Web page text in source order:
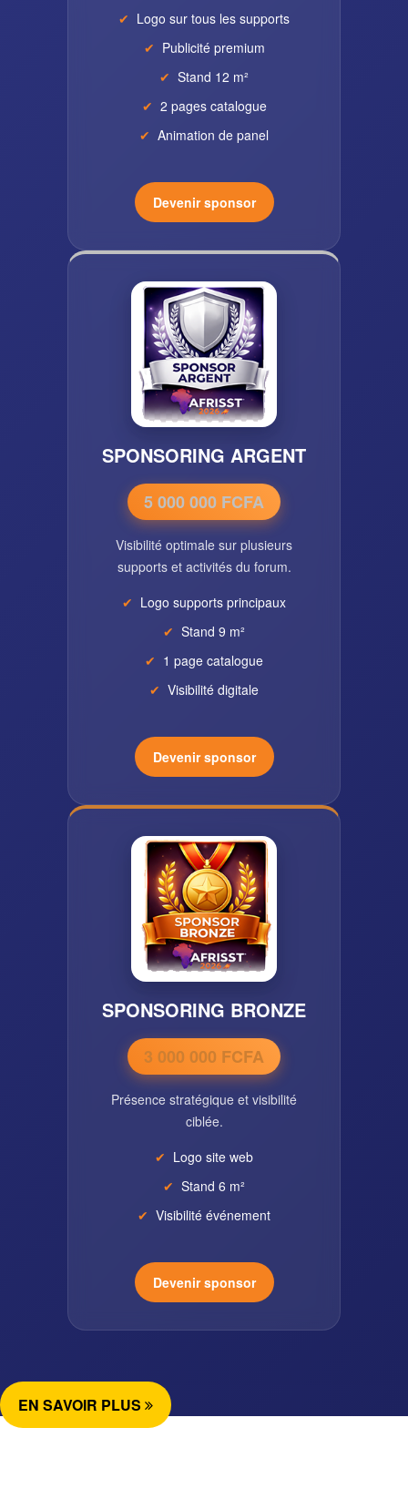
Logo sur tous les supports
Publicité premium
Stand 12 m²
2 pages catalogue
Animation de panel
Devenir sponsor
SPONSORING ARGENT
5 000 000 FCFA
Visibilité optimale sur plusieurs
supports et activités du forum.
Logo supports principaux
Stand 9 m²
1 page catalogue
Visibilité digitale
Devenir sponsor
SPONSORING BRONZE
3 000 000 FCFA
Présence stratégique et visibilité
ciblée.
Logo site web
Stand 6 m²
Visibilité événement
Devenir sponsor
EN SAVOIR PLUS